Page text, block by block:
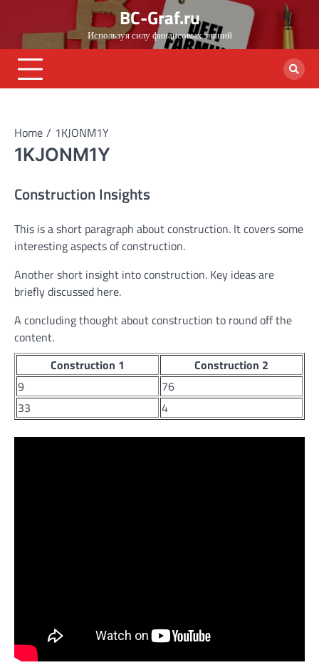
content
BC-Graf.ru
Используя силу финансовых знаний
Home 1KJONM1Y
1KJONM1Y
Construction Insights
This is a short paragraph about construction. It covers some
interesting aspects of construction.
Another short insight into construction. Key ideas are
briefly discussed here.
A concluding thought about construction to round off the
content.
Construction 1
Construction 2
9
76
33
4